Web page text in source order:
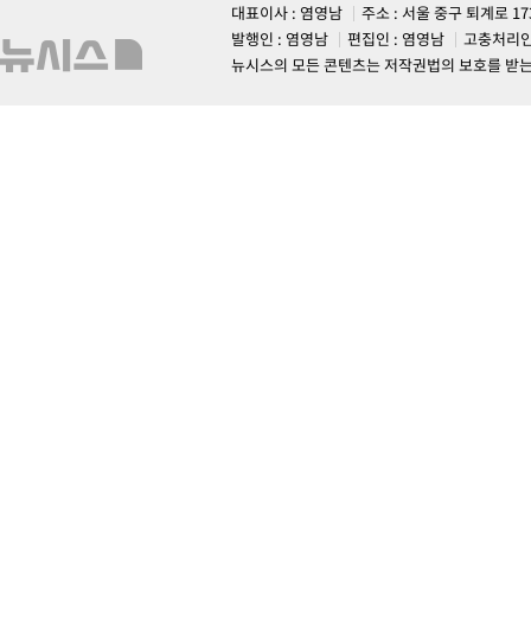
대표이사 : 염영남
주소 : 서울 중구 퇴계로
발행인 : 염영남
편집인 : 염영남
고충처리
뉴시스의 모든 콘텐츠는 저작권법의 보호를